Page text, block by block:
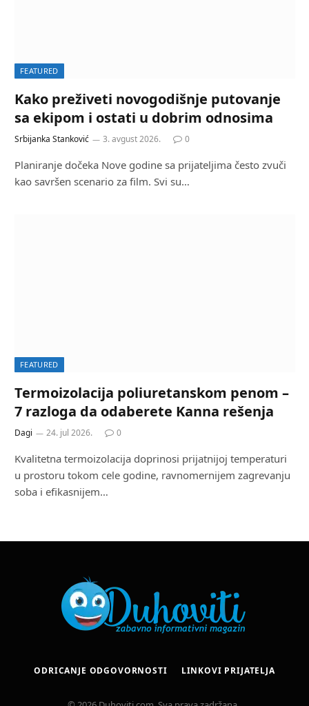
FEATURED
Kako preživeti novogodišnje putovanje
sa ekipom i ostati u dobrim odnosima
Srbijanka Stanković 3. avgust 2026. 0
Planiranje dočeka Nove godine sa prijateljima često zvuči
kao savršen scenario za film. Svi su…
FEATURED
Termoizolacija poliuretanskom penom –
7 razloga da odaberete Kanna rešenja
Dagi 24. jul 2026. 0
Kvalitetna termoizolacija doprinosi prijatnijoj temperaturi
u prostoru tokom cele godine, ravnomernijem zagrevanju
soba i efikasnijem…
ODRICANJE ODGOVORNOSTI LINKOVI PRIJATELJA